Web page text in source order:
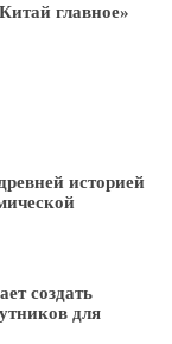
главное»
историей
создать
для